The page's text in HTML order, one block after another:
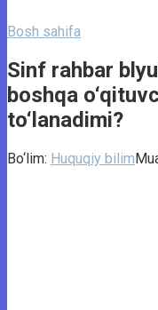
Bosh sahifa
Sinf rahbar
boshqa
to‘lanadimi?
Bo‘lim: Huquqiy bilim